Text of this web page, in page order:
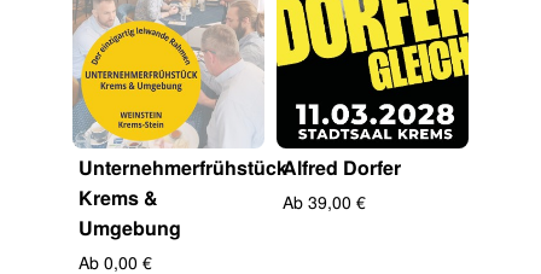
Unternehmerfrühstück
Krems &
Umgebung
Ab 0,00 €
Alfred Dorfer
Ab 39,00 €